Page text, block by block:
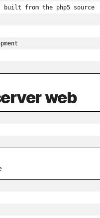
built from the php5 source
web